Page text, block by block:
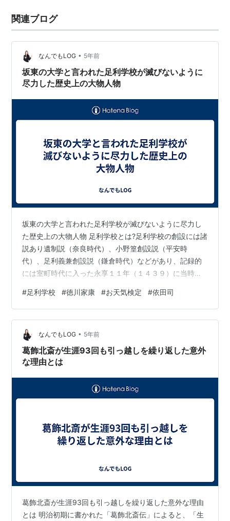
か」と書かれています。 これは、大山の麓にある相模湾
からの水蒸気によって雨雲ができて、雨が降るからだ…
関連ブログ
なんでもLOG • 5年前
坂東の大学と言われた足利学校が滅びないように
尽力した歴史上の大物人物
坂東の大学と言われた足利学校が滅びないように尽力し
た歴史上の大物人物 足利学校とは?足利学校の創設には諸
説あり遺制説（奈良時代）、小野篁創設説（平安時
代）、足利義兼創設説（鎌倉時代）などがあり、記録的
には室町時代に入った永享１１年（１４３９）に当時の
和尚（鎌倉円覚寺住職）を招いて足利学校を再興しまし
た。享禄年間（１５２８～１５３１）の火災で多くの建
物や書物が焼失し一時衰退しましたが北条氏政の庇護に
より再興、天文年間（１５３２～１５５５年）に最盛期
を迎え学徒は３０００余名となりフランシスコ・ザビエ
ル（スペイン人：カトリックキリスト教の宣教師）に
#足利学校 #徳川家康 #お天気検定 #依田司
なんでもLOG • 5年前
葛飾北斎が生涯93回も引っ越しを繰り返した意外
な理由とは
葛飾北斎が生涯93回も引っ越しを繰り返した意外な理由
とは 明治初期に書かれた「葛飾北斎伝」によると、「生